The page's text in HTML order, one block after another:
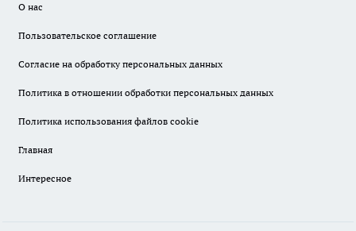
О нас
Пользовательское соглашение
Согласие на обработку персональных данных
Политика в отношении обработки персональных данных
Политика использования файлов cookie
Главная
Интересное